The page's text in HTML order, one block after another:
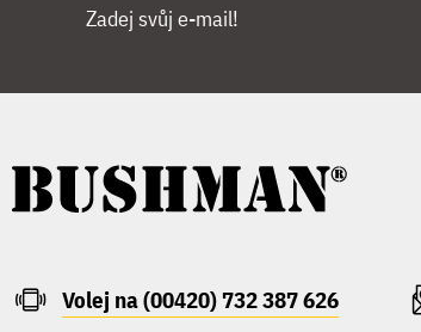
Zadej svůj e-mail!
Volej na (00420) 732 387 626